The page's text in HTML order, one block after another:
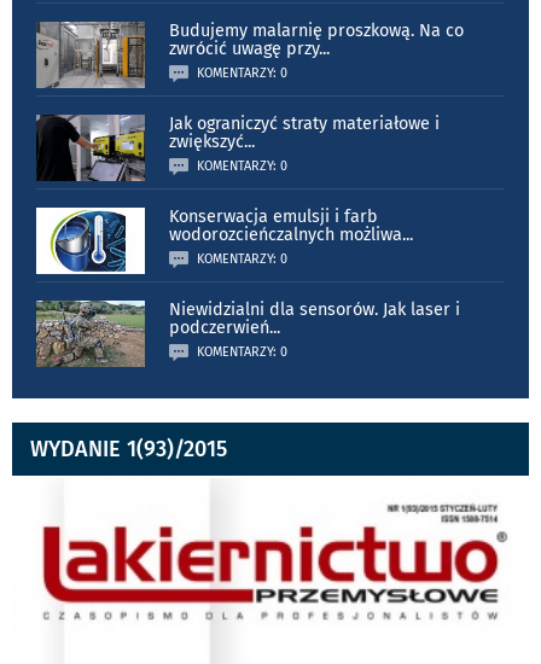
Budujemy malarnię proszkową. Na co
zwrócić uwagę przy...
KOMENTARZY: 0
Jak ograniczyć straty materiałowe i
zwiększyć...
KOMENTARZY: 0
Konserwacja emulsji i farb
wodorozcieńczalnych możliwa...
KOMENTARZY: 0
Niewidzialni dla sensorów. Jak laser i
podczerwień...
KOMENTARZY: 0
WYDANIE 1(93)/2015